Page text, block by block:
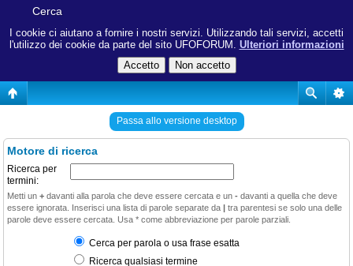
I cookie ci aiutano a fornire i nostri servizi. Utilizzando tali servizi, accetti
l'utilizzo dei cookie da parte del sito UFOFORUM. Ulteriori informazioni
Cerca
Passa allo versione desktop
Motore di ricerca
Ricerca per
termini:
Metti un + davanti alla parola che deve essere cercata e un - davanti a quella che deve
essere ignorata. Inserisci una lista di parole separate da | tra parentesi se solo una delle
parole deve essere cercata. Usa * come abbreviazione per parole parziali.
Cerca per parola o usa frase esatta
Ricerca qualsiasi termine